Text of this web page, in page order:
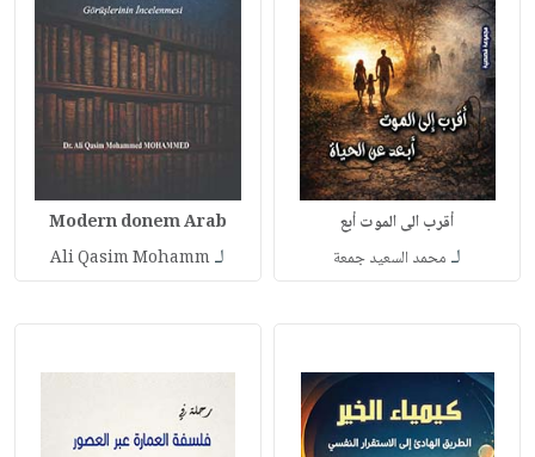
أقرب الى الموت أبع
لـ محمد السعيد جمعة
Modern donem Arab
لـAli Qasim Mohamm